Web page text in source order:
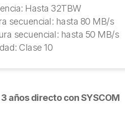
Hasta 32TBW
secuencial: hasta 80 MB/s
secuencial: hasta 50 MB/s
Clase 10
años directo con SYSCOM